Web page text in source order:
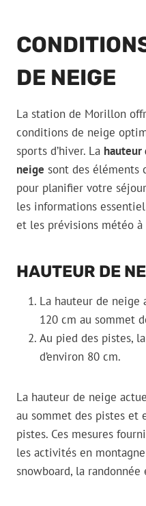
DE NEIGE
La station de Morillon
conditions de neige
sports d’hiver. La hauteur
neige sont des éléments
pour planifier votre
les informations
et les prévisions météo à
HAUTEUR DE
La hauteur de
120 cm au sommet
Au pied des pistes,
d’environ 80 cm.
La hauteur de neige
au sommet des pistes et
pistes. Ces mesures
les activités en
snowboard, la